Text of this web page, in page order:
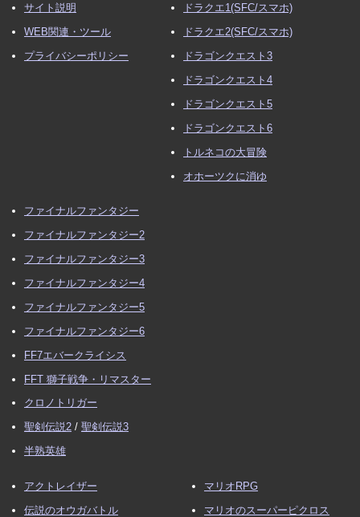
サイト説明
WEB関連・ツール
プライバシーポリシー
ドラクエ1(SFC/スマホ)
ドラクエ2(SFC/スマホ)
ドラゴンクエスト3
ドラゴンクエスト4
ドラゴンクエスト5
ドラゴンクエスト6
トルネコの大冒険
オホーツクに消ゆ
ファイナルファンタジー
ファイナルファンタジー2
ファイナルファンタジー3
ファイナルファンタジー4
ファイナルファンタジー5
ファイナルファンタジー6
FF7エバークライシス
FFT 獅子戦争・リマスター
クロノトリガー
聖剣伝説2 / 聖剣伝説3
半熟英雄
アクトレイザー
伝説のオウガバトル
マリオRPG
マリオのスーパーピクロス